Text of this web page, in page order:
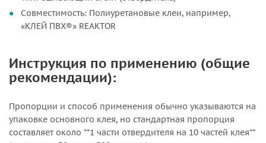
Совместимость: Полиуретановые клеи, например,
«КЛЕЙ ПВХ®» REAKTOR
Инструкция по применению (общие
рекомендации):
Пропорции и способ применения обычно указываются на
упаковке основного клея, но стандартная пропорция
составляет около **1 части отвердителя на 10 частей клея**